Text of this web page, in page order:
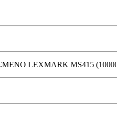
LEXMARK MS415